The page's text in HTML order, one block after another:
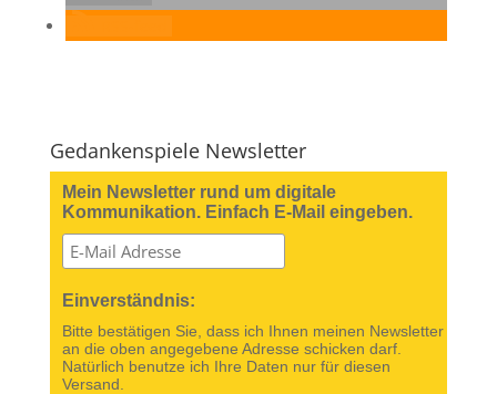
Gedankenspiele Newsletter
Mein Newsletter rund um digitale
Kommunikation. Einfach E-Mail eingeben.
Einverständnis:
Bitte bestätigen Sie, dass ich Ihnen meinen Newsletter
an die oben angegebene Adresse schicken darf.
Natürlich benutze ich Ihre Daten nur für diesen
Versand.